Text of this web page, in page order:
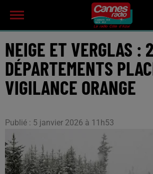
NEIGE ET VERGLAS :
DÉPARTEMENTS
VIGILANCE ORANGE
Publié : 5 janvier 2026 à 11h53